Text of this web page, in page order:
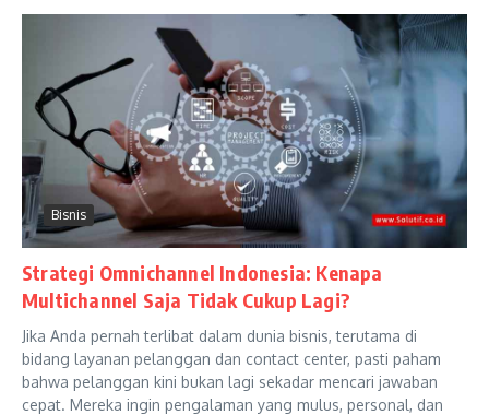
Bisnis
Strategi Omnichannel Indonesia: Kenapa
Multichannel Saja Tidak Cukup Lagi?
Jika Anda pernah terlibat dalam dunia bisnis, terutama di
bidang layanan pelanggan dan contact center, pasti paham
bahwa pelanggan kini bukan lagi sekadar mencari jawaban
cepat. Mereka ingin pengalaman yang mulus, personal, dan